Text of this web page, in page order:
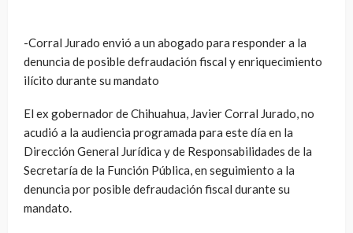
-Corral Jurado envió a un abogado para responder a la
denuncia de posible defraudación fiscal y enriquecimiento
ilícito durante su mandato
El ex gobernador de Chihuahua, Javier Corral Jurado, no
acudió a la audiencia programada para este día en la
Dirección General Jurídica y de Responsabilidades de la
Secretaría de la Función Pública, en seguimiento a la
denuncia por posible defraudación fiscal durante su
mandato.